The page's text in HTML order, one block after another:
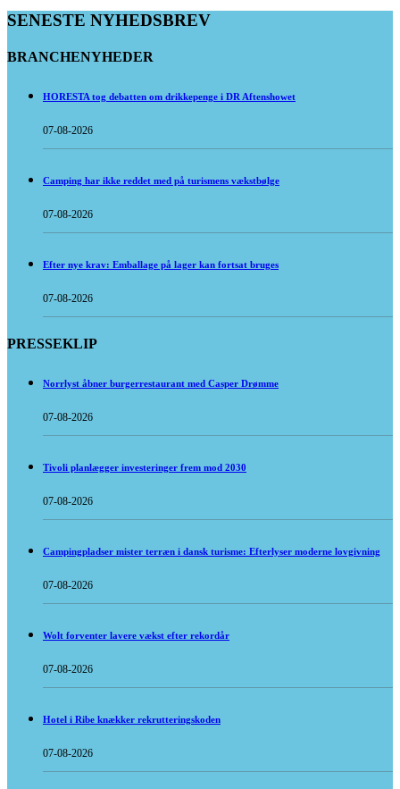
SENESTE NYHEDSBREV
BRANCHENYHEDER
HORESTA tog debatten om drikkepenge i DR Aftenshowet
07-08-2026
Camping har ikke reddet med på turismens vækstbølge
07-08-2026
Efter nye krav: Emballage på lager kan fortsat bruges
07-08-2026
PRESSEKLIP
Norrlyst åbner burgerrestaurant med Casper Drømme
07-08-2026
Tivoli planlægger investeringer frem mod 2030
07-08-2026
Campingpladser mister terræn i dansk turisme: Efterlyser moderne lovgivning
07-08-2026
Wolt forventer lavere vækst efter rekordår
07-08-2026
Hotel i Ribe knækker rekrutteringskoden
07-08-2026